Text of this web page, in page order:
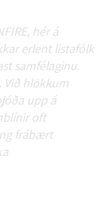
hér á
erlent listafólk
samfélaginu.
hlökkum
upp á
oft
frábært